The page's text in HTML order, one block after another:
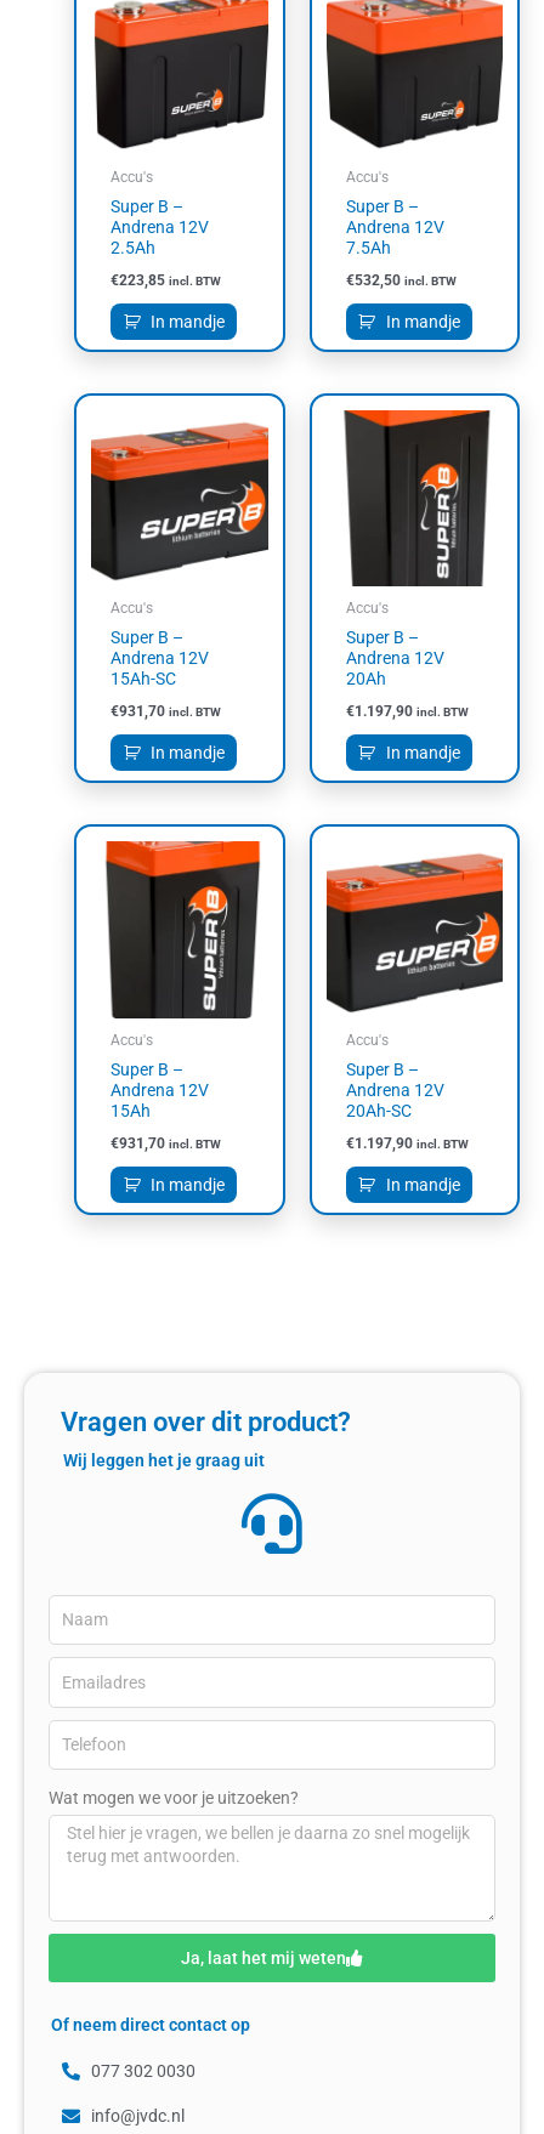
Accu's
Super B –
Andrena 12V
2.5Ah
€223,85 incl. BTW
In mandje
Accu's
Super B –
Andrena 12V
7.5Ah
€532,50 incl. BTW
In mandje
Accu's
Super B –
Andrena 12V
15Ah-SC
€931,70 incl. BTW
In mandje
Accu's
Super B –
Andrena 12V
20Ah
€1.197,90 incl. BTW
In mandje
Accu's
Super B –
Andrena 12V
15Ah
€931,70 incl. BTW
In mandje
Accu's
Super B –
Andrena 12V
20Ah-SC
€1.197,90 incl. BTW
In mandje
Vragen over dit product?
Wij leggen het je graag uit
Wat mogen we voor je uitzoeken?
Ja, laat het mij weten
Of neem direct contact op
077 302 0030
info@jvdc.nl